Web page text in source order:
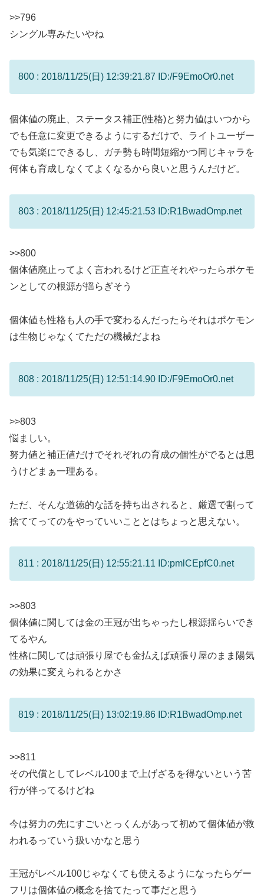
>>796
シングル専みたいやね
800 : 2018/11/25(日) 12:39:21.87 ID:/F9EmoOr0.net
個体値の廃止、ステータス補正(性格)と努力値はいつから
でも任意に変更できるようにするだけで、ライトユーザー
でも気楽にできるし、ガチ勢も時間短縮かつ同じキャラを
何体も育成しなくてよくなるから良いと思うんだけど。
803 : 2018/11/25(日) 12:45:21.53 ID:R1BwadOmp.net
>>800
個体値廃止ってよく言われるけど正直それやったらポケモ
ンとしての根源が揺らぎそう
個体値も性格も人の手で変わるんだったらそれはポケモン
は生物じゃなくてただの機械だよね
808 : 2018/11/25(日) 12:51:14.90 ID:/F9EmoOr0.net
>>803
悩ましい。
努力値と補正値だけでそれぞれの育成の個性がでるとは思
うけどまぁ一理ある。
ただ、そんな道徳的な話を持ち出されると、厳選で割って
捨ててってのをやっていいこととはちょっと思えない。
811 : 2018/11/25(日) 12:55:21.11 ID:pmlCEpfC0.net
>>803
個体値に関しては金の王冠が出ちゃったし根源揺らいでき
てるやん
性格に関しては頑張り屋でも金払えば頑張り屋のまま陽気
の効果に変えられるとかさ
819 : 2018/11/25(日) 13:02:19.86 ID:R1BwadOmp.net
>>811
その代償としてレベル100まで上げざるを得ないという苦
行が伴ってるけどね
今は努力の先にすごいとっくんがあって初めて個体値が救
われるっていう扱いかなと思う
王冠がレベル100じゃなくても使えるようになったらゲー
フリは個体値の概念を捨てたって事だと思う